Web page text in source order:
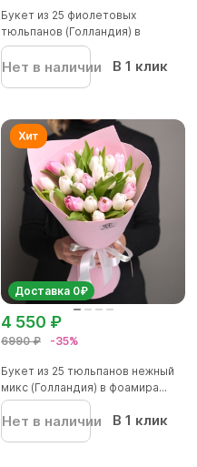
Букет из 25 фиолетовых
тюльпанов (Голландия) в
корейско...
Нет в наличии В 1 клик
Доставка 0₽
6990 ₽ -35%
4 550 ₽
Букет из 25 тюльпанов нежный
микс (Голландия) в фоамира...
Нет в наличии В 1 клик